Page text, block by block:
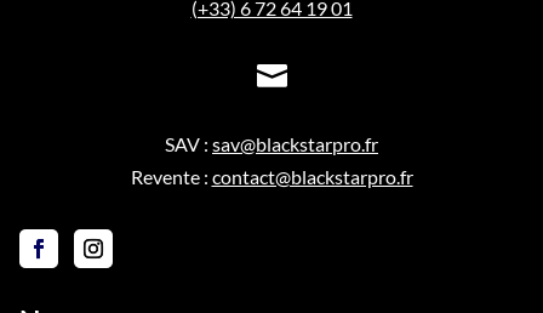
(+33) 6 72 64 19 01

SAV : sav@blackstarpro.fr
Revente : contact@blackstarpro.fr